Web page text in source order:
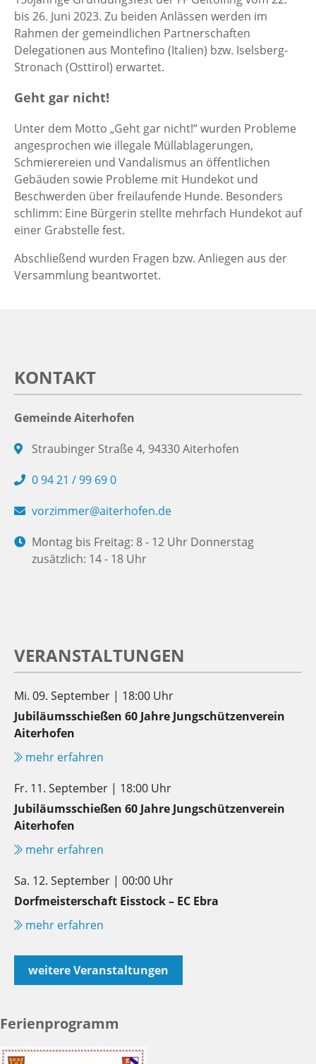
bis 26. Juni 2023. Zu beiden Anlässen werden im
Rahmen der gemeindlichen Partnerschaften
Delegationen aus Montefino (Italien) bzw. Iselsberg-
Stronach (Osttirol) erwartet.
Geht gar nicht!
Unter dem Motto „Geht gar nicht!“ wurden Probleme
angesprochen wie illegale Müllablagerungen,
Schmierereien und Vandalismus an öffentlichen
Gebäuden sowie Probleme mit Hundekot und
Beschwerden über freilaufende Hunde. Besonders
schlimm: Eine Bürgerin stellte mehrfach Hundekot auf
einer Grabstelle fest.
Abschließend wurden Fragen bzw. Anliegen aus der
Versammlung beantwortet.
KONTAKT
Gemeinde Aiterhofen
Straubinger Straße 4, 94330 Aiterhofen
0 94 21 / 99 69 0
vorzimmer@aiterhofen.de
Montag bis Freitag: 8 - 12 Uhr Donnerstag
zusätzlich: 14 - 18 Uhr
VERANSTALTUNGEN
Mi. 09. September | 18:00 Uhr
Jubiläumsschießen 60 Jahre Jungschützenverein
Aiterhofen
mehr erfahren
Fr. 11. September | 18:00 Uhr
Jubiläumsschießen 60 Jahre Jungschützenverein
Aiterhofen
mehr erfahren
Sa. 12. September | 00:00 Uhr
Dorfmeisterschaft Eisstock – EC Ebra
mehr erfahren
weitere Veranstaltungen
Ferienprogramm